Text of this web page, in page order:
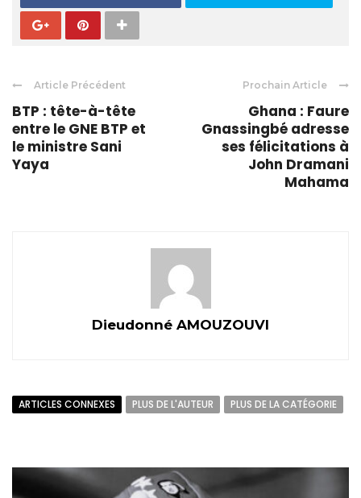
Article Précédent
BTP : tête-à-tête
entre le GNE BTP et
le ministre Sani
Yaya
Prochain Article
Ghana : Faure
Gnassingbé adresse
ses félicitations à
John Dramani
Mahama
Dieudonné AMOUZOUVI
ARTICLES CONNEXES PLUS DE L'AUTEUR PLUS DE LA CATÉGORIE